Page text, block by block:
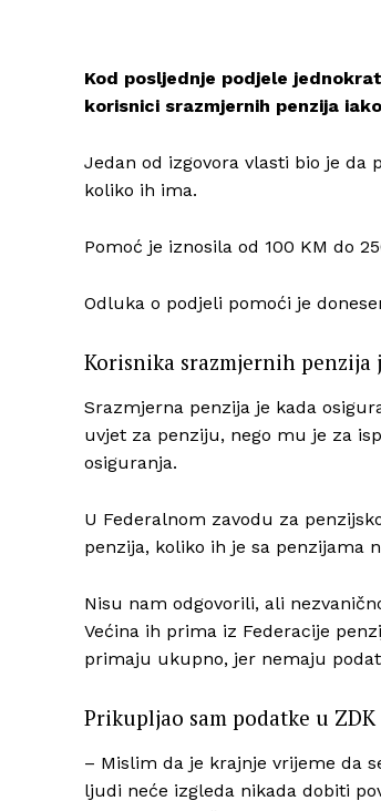
Kod posljednje podjele
korisnici srazmjernih penzija
Jedan od izgovora vlasti bio je
koliko ih ima.
Pomoć je iznosila od 100 KM do
Odluka o podjeli pomoći je
Korisnika srazmjernih penzija
Srazmjerna penzija je kada
uvjet za penziju, nego mu je za
osiguranja.
U Federalnom zavodu za
penzija, koliko ih je sa penzijama
Nisu nam odgovorili, ali
Većina ih prima iz Federacije
primaju ukupno, jer nemaju
Prikupljao sam podatke u ZDK
– Mislim da je krajnje vrijeme da
ljudi neće izgleda nikada dobiti